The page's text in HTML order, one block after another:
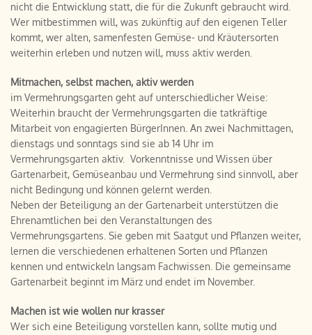
nicht die Entwicklung statt, die für die Zukunft gebraucht wird.
Wer mitbestimmen will, was zukünftig auf den eigenen Teller
kommt, wer alten, samenfesten Gemüse- und Kräutersorten
weiterhin erleben und nutzen will, muss aktiv werden.
Mitmachen, selbst machen, aktiv werden
im Vermehrungsgarten geht auf unterschiedlicher Weise:
Weiterhin braucht der Vermehrungsgarten die tatkräftige
Mitarbeit von engagierten BürgerInnen. An zwei Nachmittagen,
dienstags und sonntags sind sie ab 14 Uhr im
Vermehrungsgarten aktiv. Vorkenntnisse und Wissen über
Gartenarbeit, Gemüseanbau und Vermehrung sind sinnvoll, aber
nicht Bedingung und können gelernt werden.
Neben der Beteiligung an der Gartenarbeit unterstützen die
Ehrenamtlichen bei den Veranstaltungen des
Vermehrungsgartens. Sie geben mit Saatgut und Pflanzen weiter,
lernen die verschiedenen erhaltenen Sorten und Pflanzen
kennen und entwickeln langsam Fachwissen. Die gemeinsame
Gartenarbeit beginnt im März und endet im November.
Machen ist wie wollen nur krasser
Wer sich eine Beteiligung vorstellen kann, sollte mutig und